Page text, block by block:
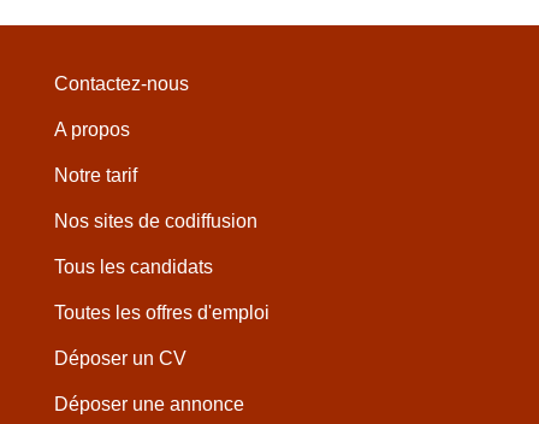
Contactez-nous
A propos
Notre tarif
Nos sites de codiffusion
Tous les candidats
Toutes les offres d'emploi
Déposer un CV
Déposer une annonce